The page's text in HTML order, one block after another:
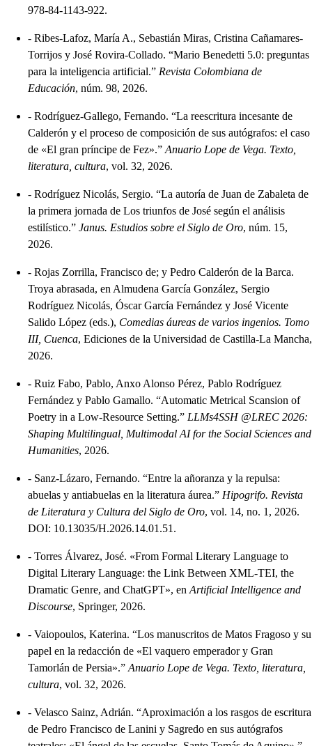
978-84-1143-922.
- Ribes-Lafoz, María A., Sebastián Miras, Cristina Cañamares-
Torrijos y José Rovira-Collado. “Mario Benedetti 5.0: preguntas
para la inteligencia artificial.” Revista Colombiana de
Educación, núm. 98, 2026.
- Rodríguez-Gallego, Fernando. “La reescritura incesante de
Calderón y el proceso de composición de sus autógrafos: el caso
de «El gran príncipe de Fez».” Anuario Lope de Vega. Texto,
literatura, cultura, vol. 32, 2026.
- Rodríguez Nicolás, Sergio. “La autoría de Juan de Zabaleta de
la primera jornada de Los triunfos de José según el análisis
estilístico.” Janus. Estudios sobre el Siglo de Oro, núm. 15,
2026.
- Rojas Zorrilla, Francisco de; y Pedro Calderón de la Barca.
Troya abrasada, en Almudena García González, Sergio
Rodríguez Nicolás, Óscar García Fernández y José Vicente
Salido López (eds.), Comedias áureas de varios ingenios. Tomo
III, Cuenca, Ediciones de la Universidad de Castilla-La Mancha,
2026.
- Ruiz Fabo, Pablo, Anxo Alonso Pérez, Pablo Rodríguez
Fernández y Pablo Gamallo. “Automatic Metrical Scansion of
Poetry in a Low-Resource Setting.” LLMs4SSH @LREC 2026:
Shaping Multilingual, Multimodal AI for the Social Sciences and
Humanities, 2026.
- Sanz-Lázaro, Fernando. “Entre la añoranza y la repulsa:
abuelas y antiabuelas en la literatura áurea.” Hipogrifo. Revista
de Literatura y Cultura del Siglo de Oro, vol. 14, no. 1, 2026.
DOI: 10.13035/H.2026.14.01.51.
- Torres Álvarez, José. «From Formal Literary Language to
Digital Literary Language: the Link Between XML-TEI, the
Dramatic Genre, and ChatGPT», en Artificial Intelligence and
Discourse, Springer, 2026.
- Vaiopoulos, Katerina. “Los manuscritos de Matos Fragoso y su
papel en la redacción de «El vaquero emperador y Gran
Tamorlán de Persia».” Anuario Lope de Vega. Texto, literatura,
cultura, vol. 32, 2026.
- Velasco Sainz, Adrián. “Aproximación a los rasgos de escritura
de Pedro Francisco de Lanini y Sagredo en sus autógrafos